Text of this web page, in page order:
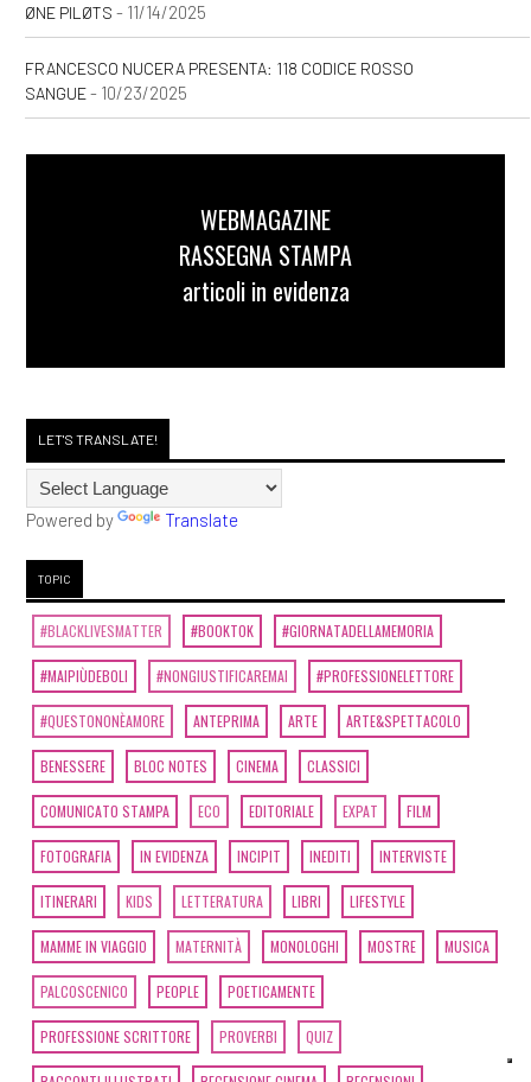
ØNE PILØTS - 11/14/2025
FRANCESCO NUCERA PRESENTA: 118 CODICE ROSSO
SANGUE- 10/23/2025
WEBMAGAZINE
RASSEGNA STAMPA
articoli in evidenza
LET'S TRANSLATE!
Powered by Translate
TOPIC
#BLACKLIVESMATTER #BOOKTOK #GIORNATADELLAMEMORIA
#MAIPIÙDEBOLI #NONGIUSTIFICAREMAI #PROFESSIONELETTORE
#QUESTONONÈAMORE ANTEPRIMA ARTE ARTE&SPETTACOLO
BENESSERE BLOC NOTES CINEMA CLASSICI
COMUNICATO STAMPA ECO EDITORIALE EXPAT FILM
FOTOGRAFIA IN EVIDENZA INCIPIT INEDITI INTERVISTE
ITINERARI KIDS LETTERATURA LIBRI LIFESTYLE
MAMME IN VIAGGIO MATERNITÀ MONOLOGHI MOSTRE MUSICA
PALCOSCENICO PEOPLE POETICAMENTE
PROFESSIONE SCRITTORE PROVERBI QUIZ